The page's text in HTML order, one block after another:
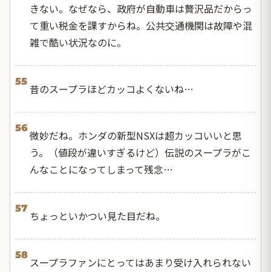
きない。なぜなら、政府が自動車は贅沢品だからっ
て重い税金を課すからね。公共交通機関は故障や混
雑で酷い状況なのに。
55
昔のスープラほどカッコよくないね…
56
微妙だね。ホンダの新型NSXは超カッコいいと思
う。（値段が違いすぎるけど）伝説のスープラがこ
んなことになってしまって残念…
57
ちょっといかつい見た目だね。
58
スープラファンにとってはあまり受け入れられない